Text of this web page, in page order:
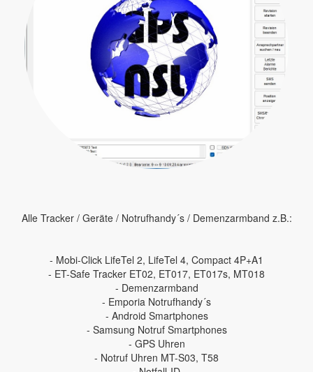
Alle Tracker / Geräte / Notrufhandy´s / Demenzarmband z.B.:
- Mobi-Click LifeTel 2, LifeTel 4, Compact 4P+A1
- ET-Safe Tracker ET02, ET017, ET017s, MT018
- Demenzarmband
- Emporia Notrufhandy´s
- Android Smartphones
- Samsung Notruf Smartphones
- GPS Uhren
- Notruf Uhren MT-S03, T58